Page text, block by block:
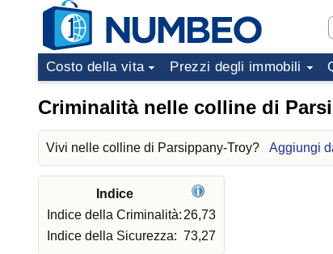
Costo della vita Prezzi degli immobili
Criminalità nelle colline di
Vivi nelle colline di Parsippany-Troy? Aggiungi
Indice
Indice della Criminalità: 26,73
Indice della Sicurezza: 73,27